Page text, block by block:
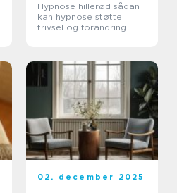
Hypnose hillerød sådan
kan hypnose støtte
trivsel og forandring
02. december 2025